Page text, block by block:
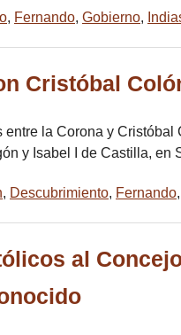
, Fernando, Gobierno,
Cristóbal
entre la Corona y
y Isabel I de Castilla, en
, Descubrimiento, Fernando,
al